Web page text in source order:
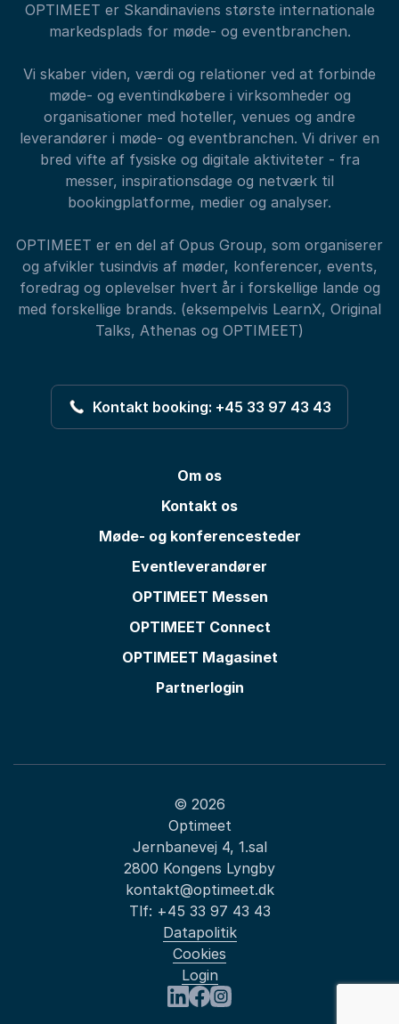
OPTIMEET er Skandinaviens største internationale
markedsplads for møde- og eventbranchen.
Vi skaber viden, værdi og relationer ved at forbinde
møde- og eventindkøbere i virksomheder og
organisationer med hoteller, venues og andre
leverandører i møde- og eventbranchen. Vi driver en
bred vifte af fysiske og digitale aktiviteter - fra
messer, inspirationsdage og netværk til
bookingplatforme, medier og analyser.
OPTIMEET er en del af Opus Group, som organiserer
og afvikler tusindvis af møder, konferencer, events,
foredrag og oplevelser hvert år i forskellige lande og
med forskellige brands. (eksempelvis LearnX, Original
Talks, Athenas og OPTIMEET)
Kontakt booking: +45 33 97 43 43
Om os
Kontakt os
Møde- og konferencesteder
Eventleverandører
OPTIMEET Messen
OPTIMEET Connect
OPTIMEET Magasinet
Partnerlogin
© 2026
Optimeet
Jernbanevej 4, 1.sal
2800 Kongens Lyngby
kontakt@optimeet.dk
Tlf: +45 33 97 43 43
Datapolitik
Cookies
Login